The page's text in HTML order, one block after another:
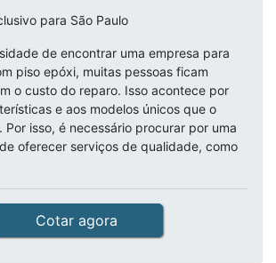
para São Paulo
de encontrar uma empresa para
piso epóxi, muitas pessoas ficam
o custo do reparo. Isso acontece por
e aos modelos únicos que o
isso, é necessário procurar por uma
oferecer serviços de qualidade, como
Cotar agora